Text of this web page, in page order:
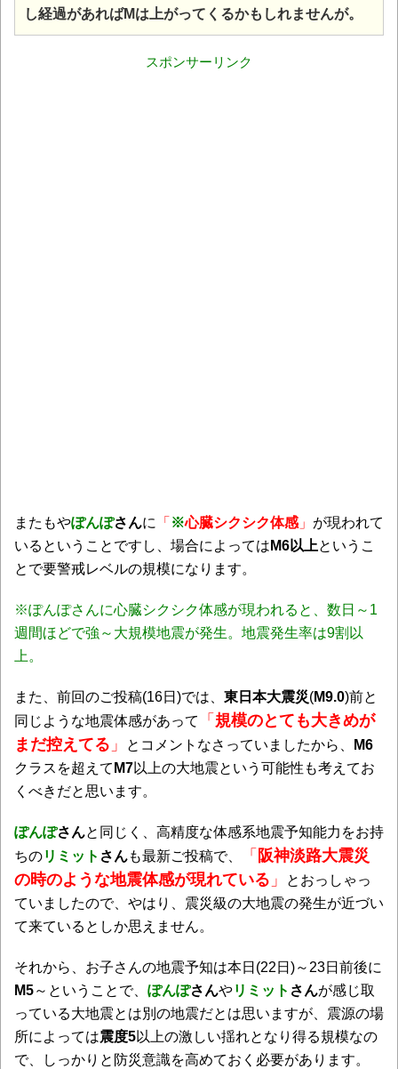
し経過があればMは上がってくるかもしれませんが。
スポンサーリンク
またもやぽんぽさんに 「 ※心臓シクシク体感 」 が現われて
いるということですし、場合によっては M6以上というこ
とで要警戒レベルの規模になります。
※ぽんぽさんに心臓シクシク体感が現われると、数日～1
週間ほどで強～大規模地震が発生。地震発生率は9割以
上。
また、前回のご投稿(16日)では、 東日本大震災(M9.0)前と
同じような地震体感があって
「 規模のとても大きめが
まだ控えてる 」 とコメントなさっていましたから、
M6
クラスを超えて M7以上の大地震という可能性も考えてお
くべきだと思います。
ぽんぽさんと同じく、高精度な体感系地震予知能力をお持
ちのリミット さんも最新ご投稿で、 「 阪神淡路大震災
の時のような地震体感が現れている 」
とおっしゃっ
ていましたので、やはり、震災級の大地震の発生が近づい
て来ているとしか思えません。
それから、お子さんの地震予知は本日(22日)～23日前後に
M5～ということで、 ぽんぽさんやリミット さんが感じ取
っている大地震とは別の地震だとは思いますが、震源の場
所によっては震度5以上の激しい揺れとなり得る規模なの
で、しっかりと防災意識を高めておく必要があります。